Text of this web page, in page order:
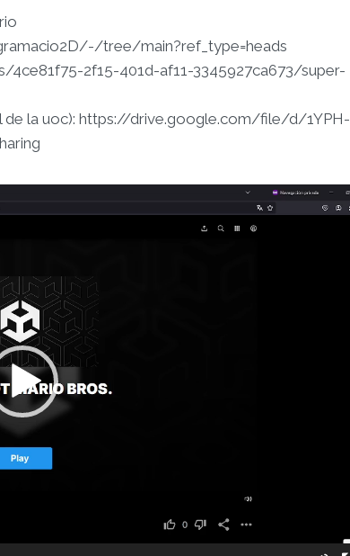
tree/main?ref_type=heads
2f15-401d-af11-3345927ca673/super-
de la uoc): https://drive.google.com/file/d/1YPH-